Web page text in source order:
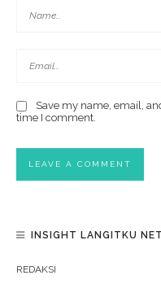
Save my name, email,
time I comment.
INSIGHT LANGITKU
REDAKSI